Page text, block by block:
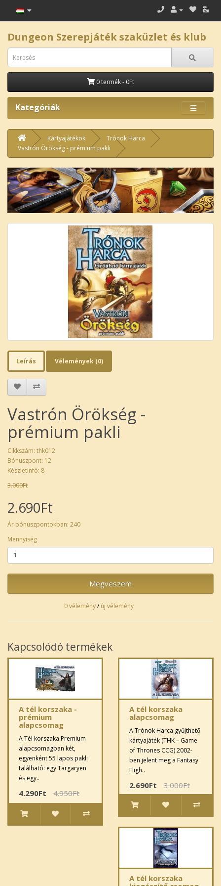
Dungeon Szerepjáték szaküzlet és klub
0 termék - 0Ft
Kategóriák
Kártyajátékok
Trónok Harca
Vastrón Örökség - prémium pakli
Leírás Vélemények (0)
Vastrón Örökség -
prémium pakli
Cikkszám: thk012
Bónuszpont: 12
Készletinfó: 8
3.000Ft
2.690Ft
Ár bónuszpontokban: 240
Mennyiség
Megveszem
0 vélemény/új vélemény
Kapcsolódó termékek
A tél korszaka -
prémium
alapcsomag
A Tél korszaka Premium
alapcsomagban két,
egyenként 55 lapos pakli
található: egy Targaryen
és egy..
4.290Ft 4.950Ft
A tél korszaka
alapcsomag
A Trónok Harca gyűjthető
kártyajáték (THK – Game
of Thrones CCG) 2002-
ben jelent meg a Fantasy
Fligh..
2.690Ft 3.000Ft
A tél korszaka